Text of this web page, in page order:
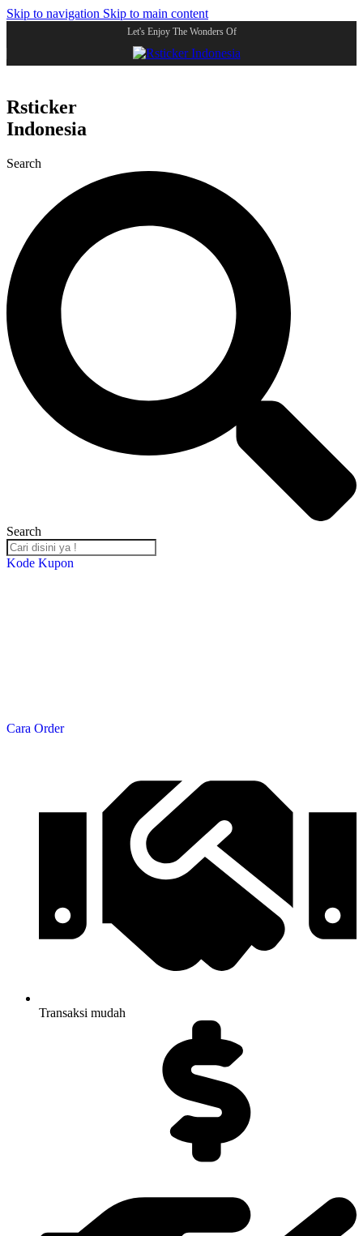
Skip to navigation Skip to main content
Let's Enjoy The Wonders Of
Rsticker
Indonesia
Search
Search
Kode Kupon
Cara Order
Transaksi mudah